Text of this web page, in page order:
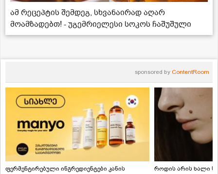
ამ რეცეპტის შემდეგ, სხვანაირად აღარ
მოამზადებთ! - უგემრიელესი სოკოს ჩაშუშული
sponsored by ContentRoom
ფერმენტირებული ინგრედიენტები კანის
როდის არის ხალი